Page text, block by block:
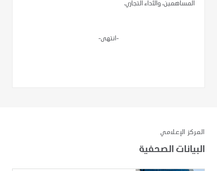
المساهمين، والأداء التجاري.
-انتهى-
المركز الإعلامي
البيانات الصحفية